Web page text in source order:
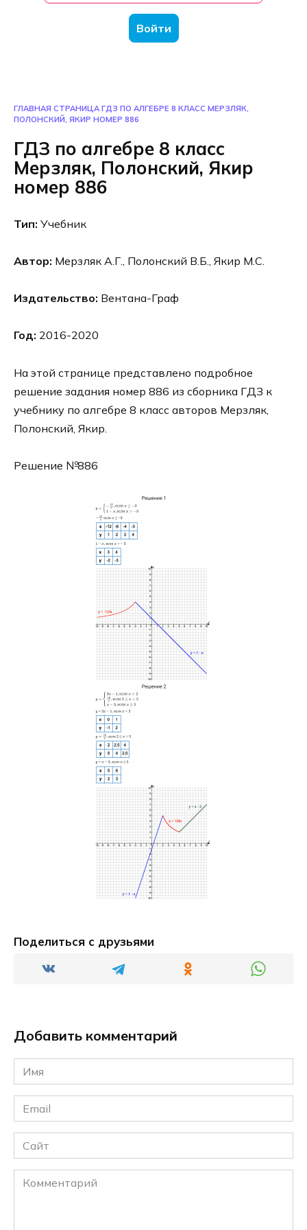
Войти
ГЛАВНАЯ СТРАНИЦА ГДЗ ПО АЛГЕБРЕ 8 КЛАСС МЕРЗЛЯК,
ПОЛОНСКИЙ, ЯКИР НОМЕР 886
ГДЗ по алгебре 8 класс
Мерзляк, Полонский, Якир
номер 886
Тип: Учебник
Автор: Мерзляк А.Г., Полонский В.Б., Якир М.С.
Издательство: Вентана-Граф
Год: 2016-2020
На этой странице представлено подробное
решение задания номер 886 из сборника ГДЗ к
учебнику по алгебре 8 класс авторов Мерзляк,
Полонский, Якир.
Решение №886
Поделиться с друзьями
Добавить комментарий
Имя
*
Email
*
Сайт
Комментарий